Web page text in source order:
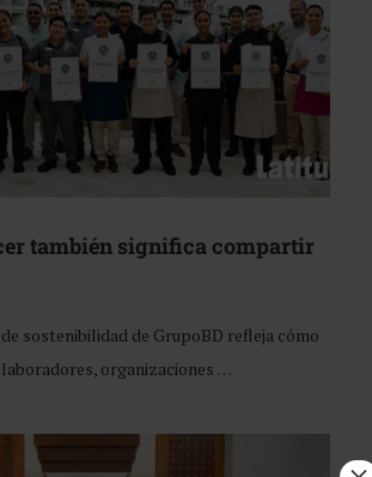
también significa compartir
sostenibilidad de GrupoBD refleja cómo
organizaciones …